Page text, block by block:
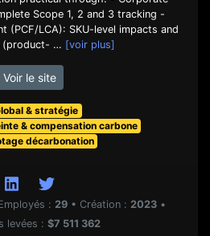
Scope 1, 2 and 3 tracking -
(PCF/LCA): SKU-level impacts and
(product- … [voir plus]
Voir le site
& stratégie
& compensation carbone
décarbonation
: 29 • Création : 2023 •
levées : $7 511 362